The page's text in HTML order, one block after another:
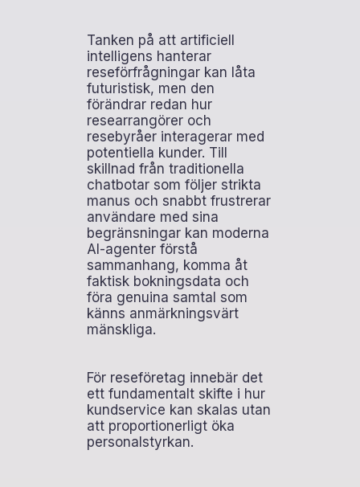
Tanken på att artificiell
intelligens hanterar
reseförfrågningar kan låta
futuristisk, men den
förändrar redan hur
researrangörer och
resebyråer interagerar med
potentiella kunder. Till
skillnad från traditionella
chatbotar som följer strikta
manus och snabbt frustrerar
användare med sina
begränsningar kan moderna
AI-agenter förstå
sammanhang, komma åt
faktisk bokningsdata och
föra genuina samtal som
känns anmärkningsvärt
mänskliga.
För reseföretag innebär det
ett fundamentalt skifte i hur
kundservice kan skalas utan
att proportionerligt öka
personalstyrkan.